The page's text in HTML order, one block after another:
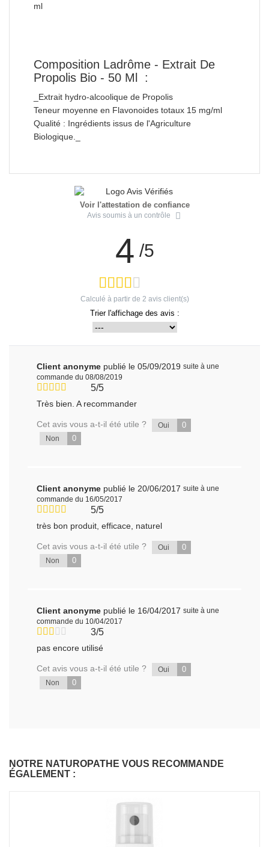
ml
Composition Ladrôme - Extrait De
Propolis Bio - 50 Ml :
_Extrait hydro-alcoolique de Propolis
Teneur moyenne en Flavonoides totaux 15 mg/ml
Qualité : Ingrédients issus de l'Agriculture
Biologique._
Voir l'attestation de confiance
Avis soumis à un contrôle
4 /5
Calculé à partir de 2 avis client(s)
Trier l'affichage des avis :
Client anonyme publié le 05/09/2019 suite à une
commande du 08/08/2019
5/5
Très bien. A recommander
Cet avis vous a-t-il été utile ? Oui 0
Non 0
Client anonyme publié le 20/06/2017 suite à une
commande du 16/05/2017
5/5
très bon produit, efficace, naturel
Cet avis vous a-t-il été utile ? Oui 0
Non 0
Client anonyme publié le 16/04/2017 suite à une
commande du 10/04/2017
3/5
pas encore utilisé
Cet avis vous a-t-il été utile ? Oui 0
Non 0
NOTRE NATUROPATHE VOUS RECOMMANDE
ÉGALEMENT :